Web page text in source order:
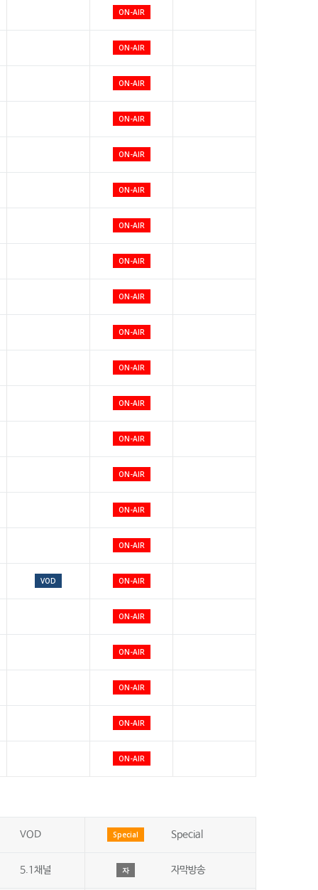
ON-AIR
ON-AIR
ON-AIR
ON-AIR
ON-AIR
ON-AIR
ON-AIR
ON-AIR
ON-AIR
ON-AIR
ON-AIR
ON-AIR
ON-AIR
ON-AIR
ON-AIR
ON-AIR
VOD ON-AIR
ON-AIR
ON-AIR
ON-AIR
ON-AIR
ON-AIR
VOD Special Special
5.1채널 자 자막방송